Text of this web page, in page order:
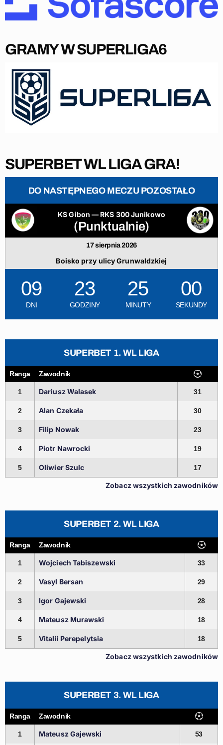
GRAMY W SUPERLIGA6
SUPERBET WL LIGA GRA!
DO NASTĘPNEGO MECZU POZOSTAŁO
KS Gibon — RKS 300 Junikowo
(Punktualnie)
17 sierpnia 2026
Boisko przy ulicy Grunwaldzkiej
09
DNI
23
GODZINY
24
MINUTY
59
SEKUNDY
SUPERBET 1. WL LIGA
Ranga Zawodnik
1 Dariusz Walasek 31
2 Alan Czekała 30
3 Filip Nowak 23
4 Piotr Nawrocki 19
5 Oliwier Szulc 17
Zobacz wszystkich zawodników
SUPERBET 2. WL LIGA
Ranga Zawodnik
1 Wojciech Tabiszewski 33
2 Vasyl Bersan 29
3 Igor Gajewski 28
4 Mateusz Murawski 18
5 Vitalii Perepelytsia 18
Zobacz wszystkich zawodników
SUPERBET 3. WL LIGA
Ranga Zawodnik
1 Mateusz Gajewski 53